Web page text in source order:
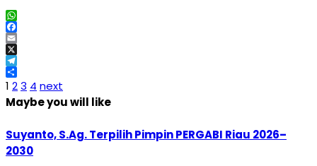
WhatsApp
Facebook
Email
X
Telegram
Share
1 23 4 next
Maybe you will like
Suyanto, S.Ag. Terpilih Pimpin PERGABI Riau 2026–
2030